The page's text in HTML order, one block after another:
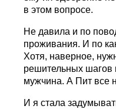
в этом вопросе.
Не давила и по
проживания. И по
Хотя, наверное,
решительных шагов
мужчина. А Пит все
И я стала